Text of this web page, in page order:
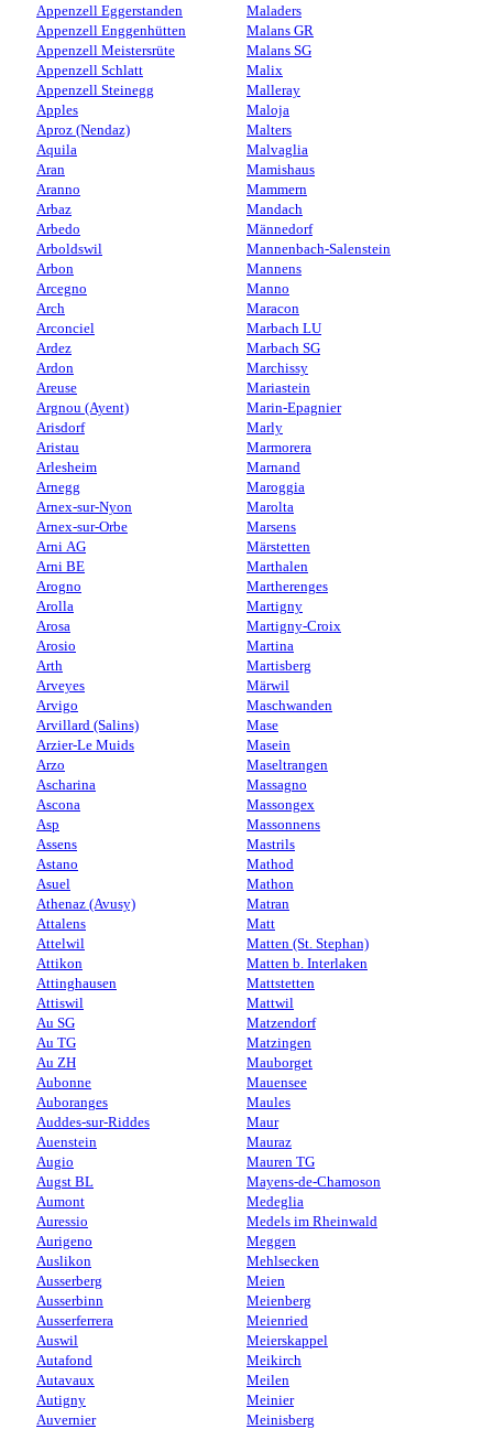
Appenzell Eggerstanden
Appenzell Enggenhütten
Appenzell Meistersrüte
Appenzell Schlatt
Appenzell Steinegg
Apples
Aproz (Nendaz)
Aquila
Aran
Aranno
Arbaz
Arbedo
Arboldswil
Arbon
Arcegno
Arch
Arconciel
Ardez
Ardon
Areuse
Argnou (Ayent)
Arisdorf
Aristau
Arlesheim
Arnegg
Arnex-sur-Nyon
Arnex-sur-Orbe
Arni AG
Arni BE
Arogno
Arolla
Arosa
Arosio
Arth
Arveyes
Arvigo
Arvillard (Salins)
Arzier-Le Muids
Arzo
Ascharina
Ascona
Asp
Assens
Astano
Asuel
Athenaz (Avusy)
Attalens
Attelwil
Attikon
Attinghausen
Attiswil
Au SG
Au TG
Au ZH
Aubonne
Auboranges
Auddes-sur-Riddes
Auenstein
Augio
Augst BL
Aumont
Auressio
Aurigeno
Auslikon
Ausserberg
Ausserbinn
Ausserferrera
Auswil
Autafond
Autavaux
Autigny
Auvernier
Maladers
Malans GR
Malans SG
Malix
Malleray
Maloja
Malters
Malvaglia
Mamishaus
Mammern
Mandach
Männedorf
Mannenbach-Salenstein
Mannens
Manno
Maracon
Marbach LU
Marbach SG
Marchissy
Mariastein
Marin-Epagnier
Marly
Marmorera
Marnand
Maroggia
Marolta
Marsens
Märstetten
Marthalen
Martherenges
Martigny
Martigny-Croix
Martina
Martisberg
Märwil
Maschwanden
Mase
Masein
Maseltrangen
Massagno
Massongex
Massonnens
Mastrils
Mathod
Mathon
Matran
Matt
Matten (St. Stephan)
Matten b. Interlaken
Mattstetten
Mattwil
Matzendorf
Matzingen
Mauborget
Mauensee
Maules
Maur
Mauraz
Mauren TG
Mayens-de-Chamoson
Medeglia
Medels im Rheinwald
Meggen
Mehlsecken
Meien
Meienberg
Meienried
Meierskappel
Meikirch
Meilen
Meinier
Meinisberg